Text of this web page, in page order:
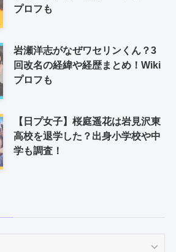
プロフも
岩瀬洋志がなぜワセリンくん？3
回改名の経緯や経歴まとめ！Wiki
プロフも
【日プ女子】桜庭遥花は岩見沢東
高校を退学した？出身小学校や中
学も調査！